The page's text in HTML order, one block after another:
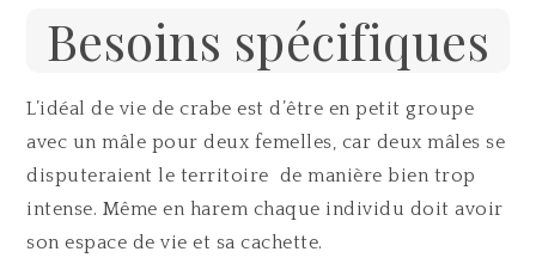
Besoins spécifiques
L’idéal de vie de crabe est d’être en petit groupe
avec un mâle pour deux femelles, car deux mâles se
disputeraient le territoire de manière bien trop
intense. Même en harem chaque individu doit avoir
son espace de vie et sa cachette.